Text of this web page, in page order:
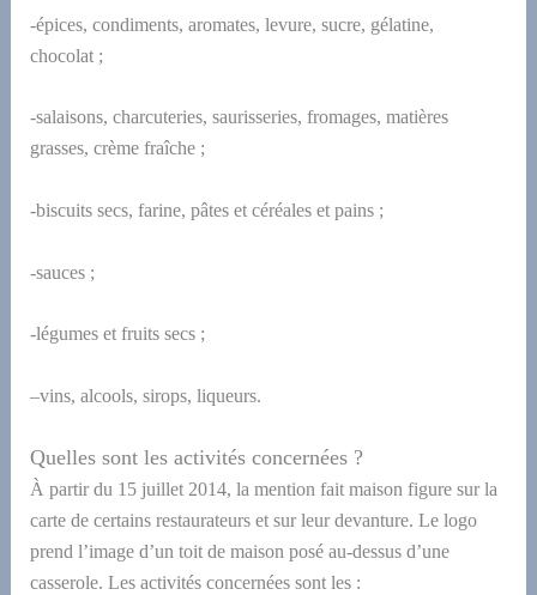
-épices, condiments, aromates, levure, sucre, gélatine,
chocolat;
-salaisons, charcuteries, saurisseries, fromages, matières
grasses, crème fraîche ;
-biscuits secs, farine, pâtes et céréales et pains ;
-sauces ;
-légumes et fruits secs ;
–vins, alcools, sirops, liqueurs.
Quelles sont les activités concernées ?
À partir du 15 juillet 2014, la mention fait maison figure sur la
carte de certains restaurateurs et sur leur devanture. Le logo
prend l’image d’un toit de maison posé au-dessus d’une
casserole. Les activités concernées sont les :